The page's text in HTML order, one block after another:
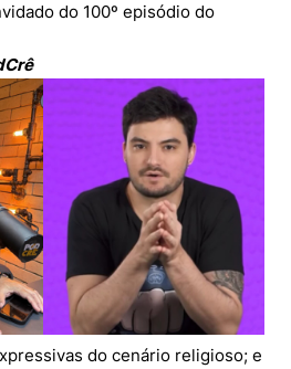
do 100º episódio do
do cenário religioso; e